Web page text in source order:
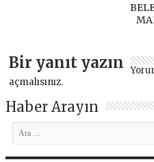
Bir yanıt yazın
açmalısınız.
Haber Arayın